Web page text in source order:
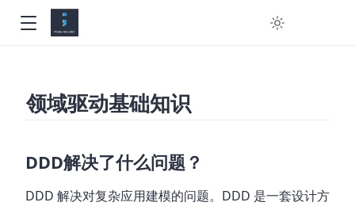
领域驱动基础知识
DDD解决了什么问题？
DDD 解决对复杂应用建模的问题。DDD 是一套设计方